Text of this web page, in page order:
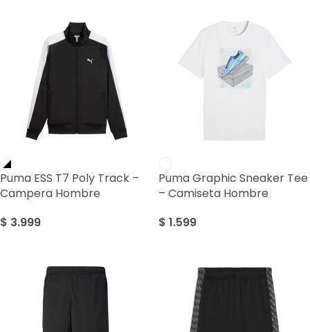
Puma ESS T7 Poly Track –
Campera Hombre
$ 3.999
Puma Graphic Sneaker Tee
– Camiseta Hombre
$ 1.599